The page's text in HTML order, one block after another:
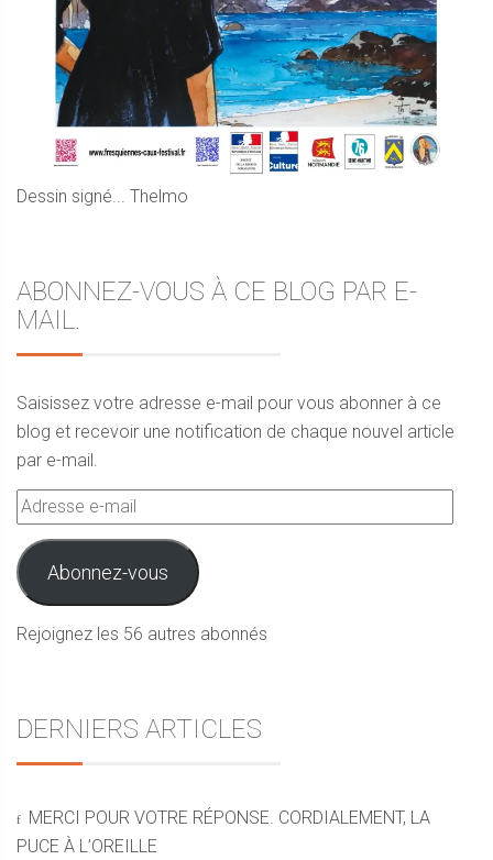
Dessin signé... Thelmo
ABONNEZ-VOUS À CE BLOG PAR E-
MAIL.
Saisissez votre adresse e-mail pour vous abonner à ce
blog et recevoir une notification de chaque nouvel article
par e-mail.
Adresse
e-
mail
Abonnez-vous
Rejoignez les 56 autres abonnés
DERNIERS ARTICLES
MERCI POUR VOTRE RÉPONSE. CORDIALEMENT, LA
PUCE À L’OREILLE